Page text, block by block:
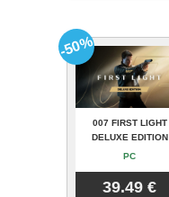
007 FIRST LIGHT
DELUXE EDITION
PC
39.49 €
-50%